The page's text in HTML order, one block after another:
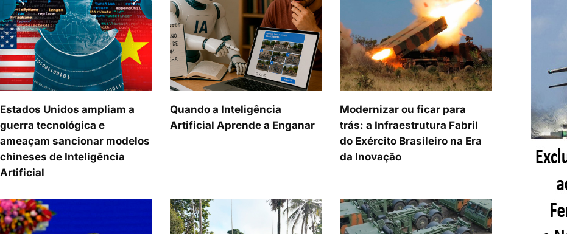
Estados Unidos ampliam a
guerra tecnológica e
ameaçam sancionar modelos
chineses de Inteligência
Artificial
Quando a Inteligência
Artificial Aprende a Enganar
Modernizar ou ficar para
trás: a Infraestrutura Fabril
do Exército Brasileiro na Era
da Inovação